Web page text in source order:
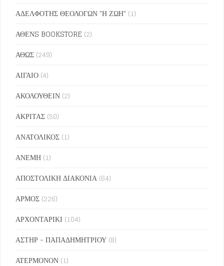
ΑΔΕΛΦΟΤΗΣ ΘΕΟΛΟΓΩΝ "Η ΖΩΗ" (1)
ΑΘΕΝS BOOKSTORE (2)
ΑΘΩΣ (249)
ΑΙΓΑΙΟ (4)
ΑΚΟΛΟΥΘΕΙΝ (2)
ΑΚΡΙΤΑΣ (50)
ΑΝΑΤΟΛΙΚΟΣ (1)
ΑΝΕΜΗ (1)
ΑΠΟΣΤΟΛΙΚΗ ΔΙΑΚΟΝΙΑ (64)
ΑΡΜΟΣ (226)
ΑΡΧΟΝΤΑΡΙΚΙ (104)
ΑΣΤΗΡ - ΠΑΠΑΔΗΜΗΤΡΙΟΥ (8)
ΑΤΕΡΜΟΝΟΝ (1)